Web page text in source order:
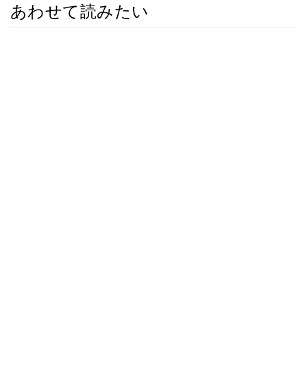
あわせて読みたい